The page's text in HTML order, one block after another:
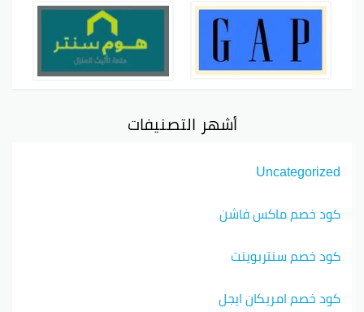
أشهر التصنيفات
Uncategorized
كود خصم ماكس فاشن
كود خصم سنتربوينت
كود خصم امريكان ايجل